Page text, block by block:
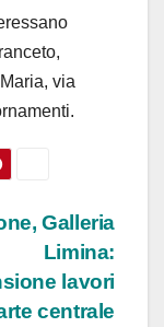
via
Galleria
Limina:
lavori
centrale